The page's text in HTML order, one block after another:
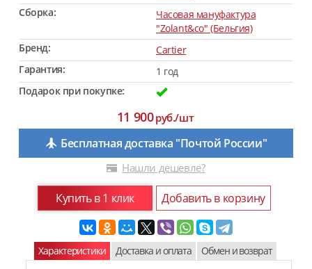
Сборка:
Часовая мануфактура
"Zolant&co" (Бельгия)
Бренд:
Cartier
Гарантия:
1 год
Подарок при покупке:
11 900руб./шт
Бесплатная доставка "Почтой России"
Нашли дешевле?
Купить в 1 клик Добавить в корзину
Характеристики Доставка и оплата Обмен и возврат